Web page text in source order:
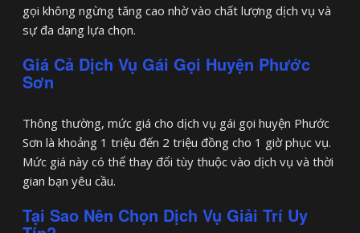
gọi không ngừng tăng cao nhờ vào chất lượng dịch vụ và
sự đa dạng lựa chọn.
Giá Cả Dịch Vụ Gái Gọi Huyện Phước
Sơn
Thông thường, mức giá cho dịch vụ gái gọi huyện Phước
Sơn là khoảng 1 triệu đến 2 triệu đồng cho 1 giờ phục vụ.
Mức giá này có thể thay đổi tùy thuộc vào dịch vụ và thời
gian bạn yêu cầu.
Tại Sao Nên Chọn Dịch Vụ Giải Trí Uy